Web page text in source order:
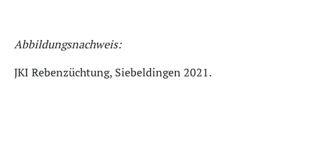
Abbildungsnachweis:
JKI Rebenzüchtung, Siebeldingen 2021.